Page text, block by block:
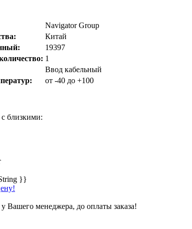
Navigator Group
Китай
19397
1
Ввод кабельный
от -40 до +100
близкими:
}}
Вашего менеджера, до оплаты заказа!